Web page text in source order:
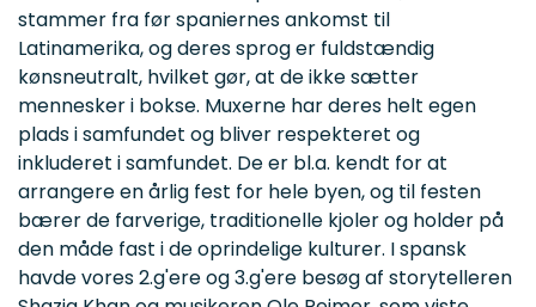
stammer fra før spaniernes ankomst til
Latinamerika, og deres sprog er fuldstændig
kønsneutralt, hvilket gør, at de ikke sætter
mennesker i bokse. Muxerne har deres helt egen
plads i samfundet og bliver respekteret og
inkluderet i samfundet. Deer bl.a. kendt for at
arrangere en årlig fest for hele byen, og til festen
bærer de farverige, traditionelle kjoler og holder på
den måde fast i de oprindelige kulturer. I spansk
havde vores 2.g'ere og 3.g'ere besøg af storytelleren